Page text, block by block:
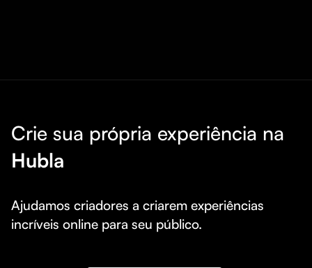
Crie sua própria experiência na
Hubla
Ajudamos criadores a criarem experiências
incríveis online para seu público.